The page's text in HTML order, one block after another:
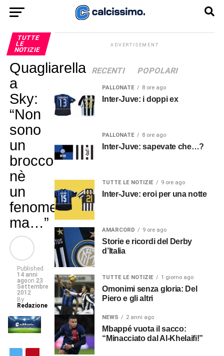
TUTTE
LE
NOTIZIE
Quagliarella
a
Sky:
“Non
sono
un
brocco
nè
un
fenomeno,
ma…”
Published
14 anni
agoon 23
Settembre
2012
By
Redazione
ADVERTISEMENT
RECENTI POPOLARI
PALLONATE 8 ore ago
Inter-Juve: i doppi ex
PALLONATE 8 ore ago
Inter-Juve: sapevate che…?
TUTTE LE NOTIZIE 9 ore ago
Inter-Juve: eroi per una notte
AMARCORD 9 ore ago
Storie e ricordi del Derby
d’Italia
TUTTE LE NOTIZIE 1 giorno ago
Omonimi senza gloria: Del
Piero e gli altri
NEWS 2 anni ago
Mbappé vuota il sacco:
“Minacciato dal Al-Khelaifi!”